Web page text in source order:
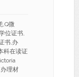
,Q微
位证书,
书,办
科在读证
理材